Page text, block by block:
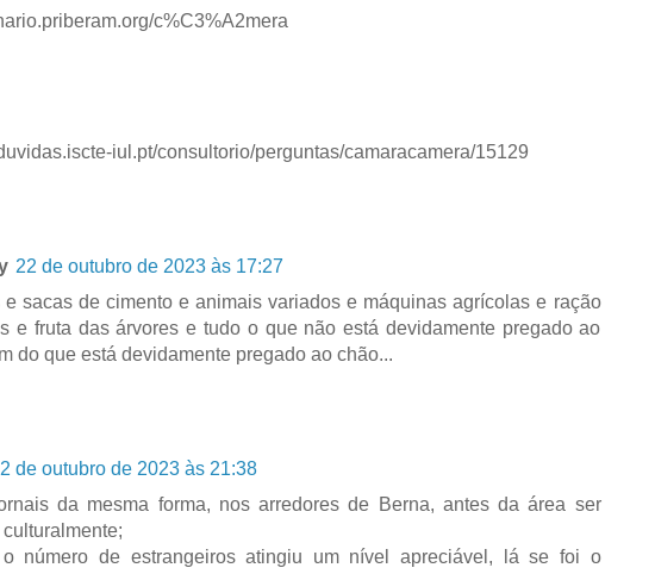
c%C3%A2mera
iul.pt/consultorio/perguntas/camaracamera/15129
22 de outubro de 2023 às 17:27
e sacas de cimento e animais variados e máquinas agrícolas e ração
e fruta das árvores e tudo o que não está devidamente pregado ao
do que está devidamente pregado ao chão...
de outubro de 2023 às 21:38
da mesma forma, nos arredores de Berna, antes da área ser
número de estrangeiros atingiu um nível apreciável, lá se foi o